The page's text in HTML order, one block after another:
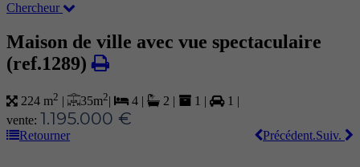
Chercheur
Maison de ville avec vue spectaculaire
(ref.1289)
224 m2 | 35 m2| 4 | 2 | 1 | 1 |
vente: 1.195.000 €
Retourner Suiv.
Précédent.